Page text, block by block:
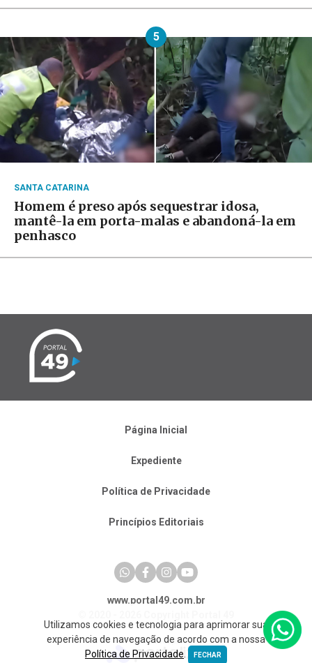
5
SANTA CATARINA
Homem é preso após sequestrar idosa,
mantê-la em porta-malas e abandoná-la em
penhasco
Página Inicial
Expediente
Política de Privacidade
Princípios Editoriais
www.portal49.com.br
Utilizamos cookies e tecnologia para aprimorar sua
experiência de navegação de acordo com a nossa
Política de Privacidade
FECHAR